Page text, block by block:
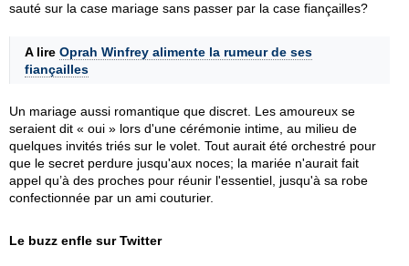
sauté sur la case mariage sans passer par la case fiançailles?
A lire Oprah Winfrey alimente la rumeur de ses
fiançailles
Un mariage aussi romantique que discret. Les amoureux se
seraient dit « oui » lors d'une cérémonie intime, au milieu de
quelques invités triés sur le volet. Tout aurait été orchestré pour
que le secret perdure jusqu'aux noces; la mariée n'aurait fait
appel qu’à des proches pour réunir l'essentiel, jusqu'à sa robe
confectionnée par un ami couturier.
Le buzz enfle sur Twitter